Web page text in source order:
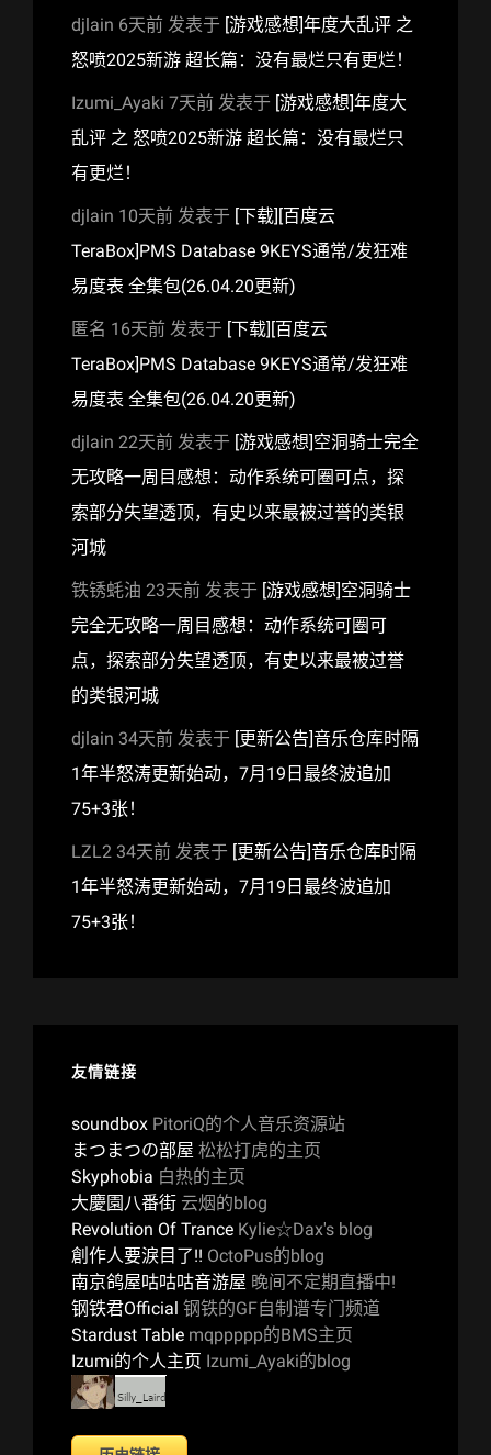
djlain 6天前 发表于 [游戏感想]年度大乱评 之
怒喷2025新游 超长篇：没有最烂只有更烂！
Izumi_Ayaki 7天前 发表于 [游戏感想]年度大
乱评 之 怒喷2025新游 超长篇：没有最烂只
有更烂！
djlain 10天前 发表于 [下载][百度云
TeraBox]PMS Database 9KEYS通常/发狂难
易度表 全集包(26.04.20更新)
匿名 16天前 发表于 [下载][百度云
TeraBox]PMS Database 9KEYS通常/发狂难
易度表 全集包(26.04.20更新)
djlain 22天前 发表于 [游戏感想]空洞骑士完全
无攻略一周目感想：动作系统可圈可点，探
索部分失望透顶，有史以来最被过誉的类银
河城
铁锈蚝油 23天前 发表于 [游戏感想]空洞骑士
完全无攻略一周目感想：动作系统可圈可
点，探索部分失望透顶，有史以来最被过誉
的类银河城
djlain 34天前 发表于 [更新公告]音乐仓库时隔
1年半怒涛更新始动，7月19日最终波追加
75+3张！
LZL2 34天前 发表于 [更新公告]音乐仓库时隔
1年半怒涛更新始动，7月19日最终波追加
75+3张！
友情链接
soundbox PitoriQ的个人音乐资源站
まつまつの部屋 松松打虎的主页
Skyphobia 白热的主页
大慶園八番街 云烟的blog
Revolution Of Trance Kylie☆Dax's blog
創作人要淚目了!! OctoPus的blog
南京鸽屋咕咕咕音游屋 晚间不定期直播中!
钢铁君Official 钢铁的GF自制谱专门频道
Stardust Table mqppppp的BMS主页
Izumi的个人主页 Izumi_Ayaki的blog